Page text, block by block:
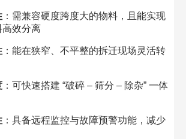
：需兼容硬度跨度大的物料，且能实现
效分离​
：能在狭窄、不平整的拆迁现场灵活转
：可快速搭建 “破碎 – 筛分 – 除杂” 一体
：具备远程监控与故障预警功能，减少